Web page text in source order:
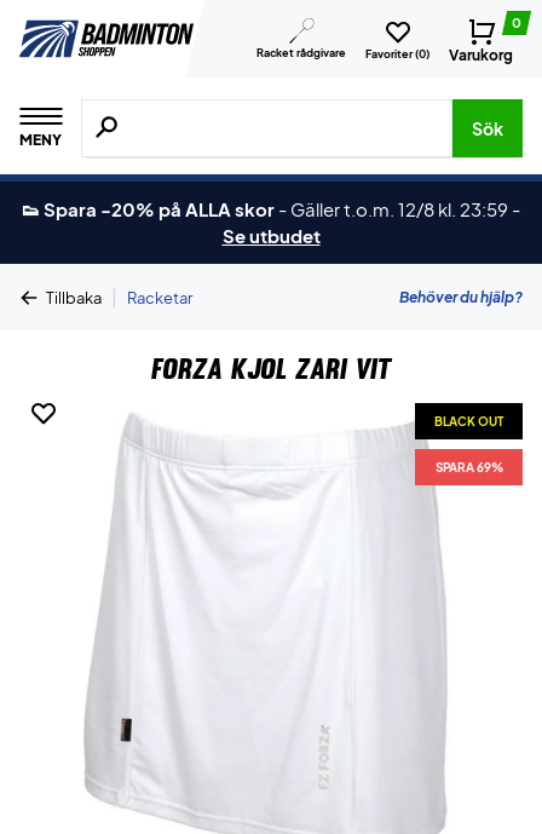
Racket rådgivare Favoriter (0)
0
Varukorg
MENY
Sök efter produkter, märken osv.
Sök
👟 Spara -20% på ALLA skor - Gäller t.o.m. 12/8 kl. 23:59 -
Se utbudet
Tillbaka | Racketar Behöver du hjälp?
Forza Kjol Zari Vit
BLACK OUT
SPARA 69%